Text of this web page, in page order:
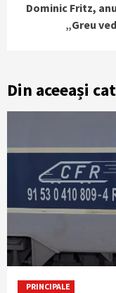
Dominic Fritz,
„Greu
Din aceeași
PRINCIPALE